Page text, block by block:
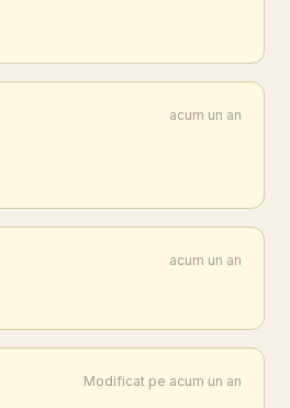
acum un an
acum un an
Modificat pe acum un an